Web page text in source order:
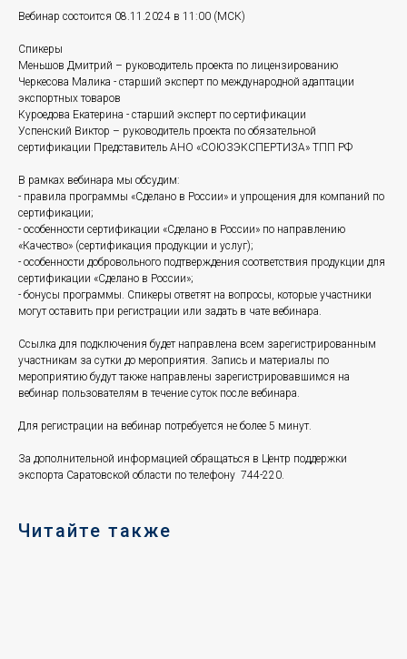
Вебинар состоится 08.11.2024 в 11:00 (МСК)
Спикеры
Меньшов Дмитрий – руководитель проекта по лицензированию
Черкесова Малика - старший эксперт по международной адаптации
экспортных товаров
Куроедова Екатерина - старший эксперт по сертификации
Успенский Виктор – руководитель проекта по обязательной
сертификации Представитель АНО «СОЮЗЭКСПЕРТИЗА» ТПП РФ
В рамках вебинара мы обсудим:
- правила программы «Сделано в России» и упрощения для компаний по
сертификации;
- особенности сертификации «Сделано в России» по направлению
«Качество» (сертификация продукции и услуг);
- особенности добровольного подтверждения соответствия продукции для
сертификации «Сделано в России»;
- бонусы программы. Спикеры ответят на вопросы, которые участники
могут оставить при регистрации или задать в чате вебинара.
Ссылка для подключения будет направлена всем зарегистрированным
участникам за сутки до мероприятия. Запись и материалы по
мероприятию будут также направлены зарегистрировавшимся на
вебинар пользователям в течение суток после вебинара.
Для регистрации на вебинар потребуется не более 5 минут.
За дополнительной информацией обращаться в Центр поддержки
экспорта Саратовской области по телефону 744-220.
Читайте также